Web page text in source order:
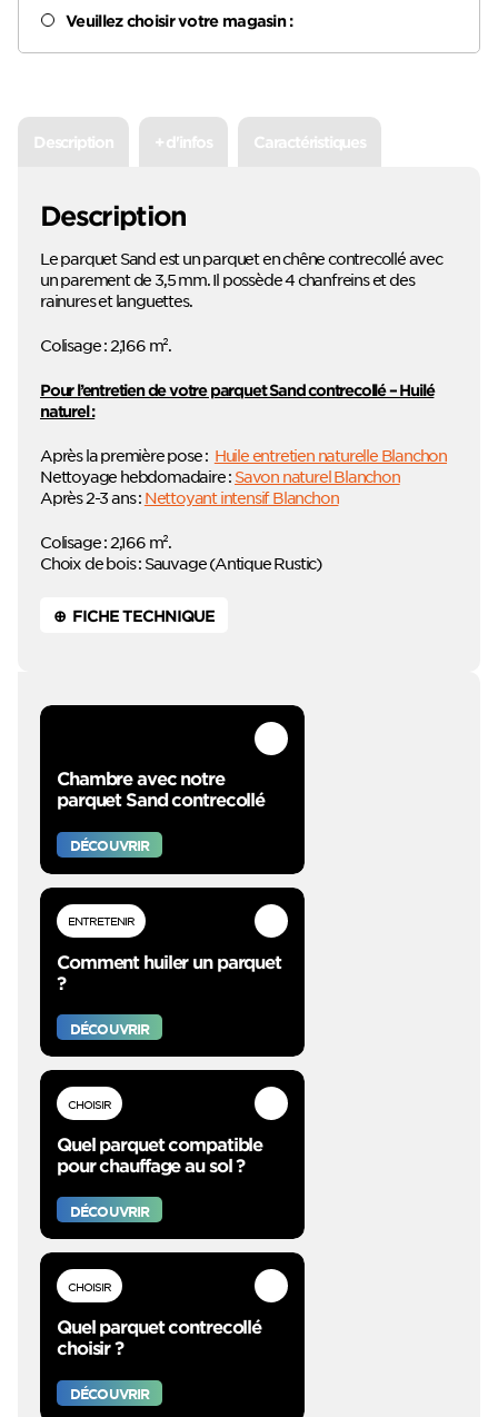
Veuillez choisir votre magasin :
Description + d'infos Caractéristiques
Description
Le parquet Sand est un parquet en chêne contrecollé avec
un parement de 3,5 mm. Il possède 4 chanfreins et des
rainures et languettes.
Colisage : 2,166 m².
Pour l’entretien de votre parquet Sand contrecollé – Huilé
naturel :
Après la première pose : Huile entretien naturelle Blanchon
Nettoyage hebdomadaire : Savon naturel Blanchon
Après 2-3 ans : Nettoyant intensif Blanchon
Colisage : 2,166 m².
Choix de bois : Sauvage (Antique Rustic)
⊕ FICHE TECHNIQUE
Chambre avec notre
parquet Sand contrecollé
DÉCOUVRIR
ENTRETENIR
Comment huiler un parquet
?
DÉCOUVRIR
CHOISIR
Quel parquet compatible
pour chauffage au sol ?
DÉCOUVRIR
CHOISIR
Quel parquet contrecollé
choisir ?
DÉCOUVRIR